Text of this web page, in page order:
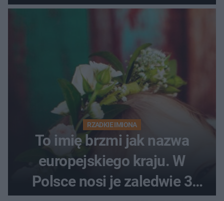
RZADKIE IMIONA
To imię brzmi jak nazwa
europejskiego kraju. W
Polsce nosi je zaledwie 3